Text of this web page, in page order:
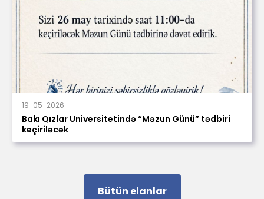
19-05-2026
Bakı Qızlar Universitetində “Məzun Günü” tədbiri
keçiriləcək
Bütün elanlar